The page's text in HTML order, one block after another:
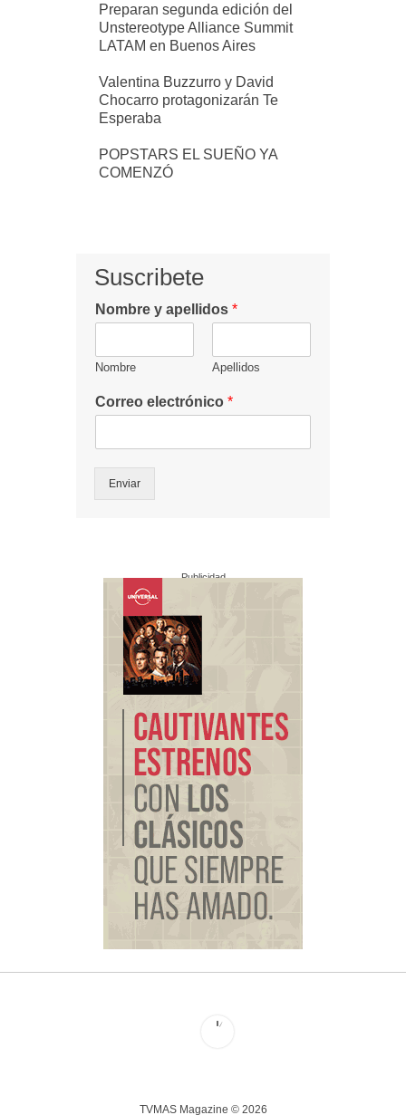
Preparan segunda edición del
Unstereotype Alliance Summit
LATAM en Buenos Aires
Valentina Buzzurro y David
Chocarro protagonizarán Te
Esperaba
POPSTARS EL SUEÑO YA
COMENZÓ
Suscribete
Nombre y apellidos *
Nombre Apellidos
Correo electrónico *
Enviar
Publicidad
TVMAS Magazine © 2026